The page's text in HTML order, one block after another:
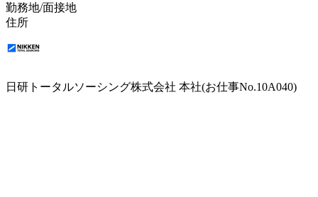
勤務地/面接地
住所
日研トータルソーシング株式会社 本社(お仕事No.10A040)